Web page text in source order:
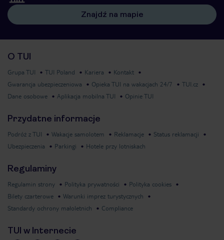
Znajdź na mapie
O TUI
Grupa TUI TUI Poland Kariera
Kontakt
Gwarancja ubezpieczeniowa
Opieka TUI na wakacjach 24/7
TUI.cz
Dane osobowe
Aplikacja mobilna TUI Opinie TUI
Przydatne informacje
Podróż z TUI Wakacje samolotem Reklamacje
Status reklamacji
Ubezpieczenia
Parkingi Hotele przy lotniskach
Regulaminy
Regulamin strony Polityka prywatności
Polityka cookies
Bilety czarterowe
Warunki imprez turystycznych
Standardy ochrony małoletnich
Compliance
TUI w Internecie